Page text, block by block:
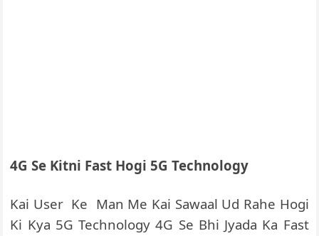
4G Se Kitni Fast Hogi 5G Technology
Kai User Ke Man Me Kai Sawaal Ud Rahe Hogi
Ki Kya 5G Technology 4G Se Bhi Jyada Ka Fast